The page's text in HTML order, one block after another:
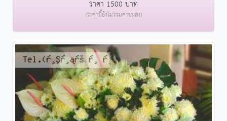
ราคา 1500 บาท
(ราคานี้ยังไม่รวมค่าขนส่ง)